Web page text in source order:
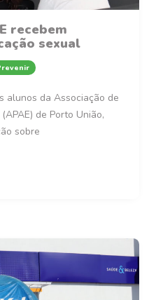
recebem
sexual
alunos da Associação de
de Porto União,
sobre